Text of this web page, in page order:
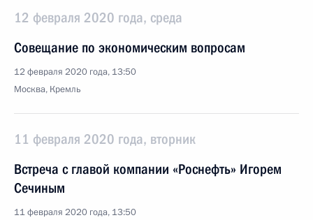
12 февраля 2020 года, среда
Совещание по экономическим вопросам
12 февраля 2020 года, 13:50
Москва, Кремль
11 февраля 2020 года, вторник
Встреча с главой компании «Роснефть» Игорем
Сечиным
11 февраля 2020 года, 13:50